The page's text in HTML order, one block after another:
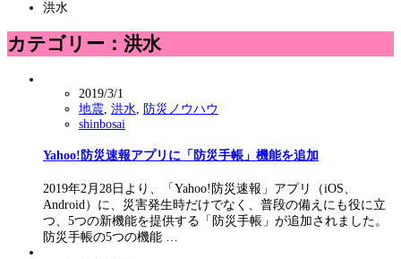
洪水
カテゴリー：洪水
2019/3/1
地震 洪水
防災ノウハウ
shinbosai
Yahoo!防災速報アプリに「防災手帳」機能を追加
2019年2月28日より、「Yahoo!防災速報」アプリ（iOS、
Android）に、災害発生時だけでなく、普段の備えにも役に立
つ、5つの新機能を提供する「防災手帳」が追加されました。
防災手帳の5つの機能 …